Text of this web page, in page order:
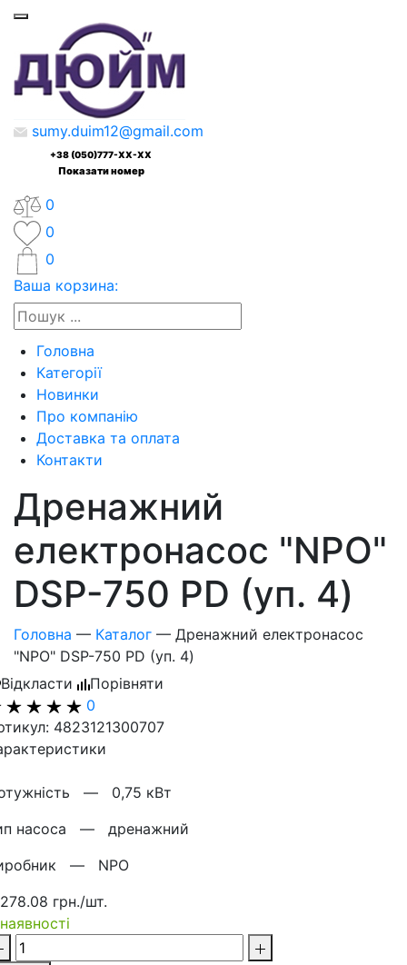
sumy.duim12@gmail.com
+38 (050)777-XX-XX
Показати номер
0
0
0
Ваша корзина:
Головна
Категорії
Новинки
Про компанію
Доставка та оплата
Контакти
Дренажний
електронасос "NPO"
DSP-750 PD (уп. 4)
Головна — Каталог — Дренажний електронасос
"NPO" DSP-750 PD (уп. 4)
Відкласти
Порівняти
0
4823121300707
— 0,75 кВт
насоса — дренажний
— NPO
грн./шт.